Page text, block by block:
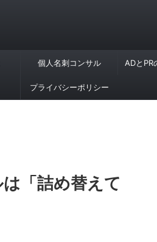
個人名刺コンサル ADとPR
プライバシーポリシー
「詰め替えて